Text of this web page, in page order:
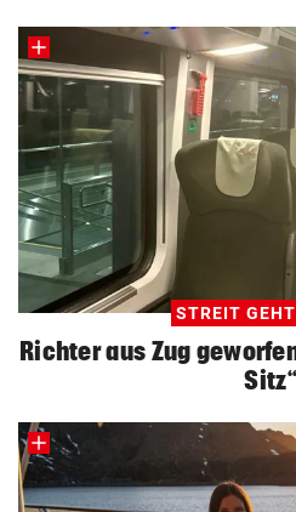
STREIT
Richter aus Zug
Sitz“